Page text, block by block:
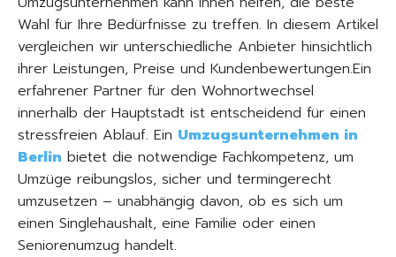
Wahl für Ihre Bedürfnisse zu treffen. In diesem Artikel
vergleichen wir unterschiedliche Anbieter hinsichtlich
ihrer Leistungen, Preise und Kundenbewertungen.Ein
erfahrener Partner für den Wohnortwechsel
innerhalb der Hauptstadt ist entscheidend für einen
stressfreien Ablauf. Ein Umzugsunternehmen in
Berlin bietet die notwendige Fachkompetenz, um
Umzüge reibungslos, sicher und termingerecht
umzusetzen – unabhängig davon, ob es sich um
einen Singlehaushalt, eine Familie oder einen
Seniorenumzug handelt.